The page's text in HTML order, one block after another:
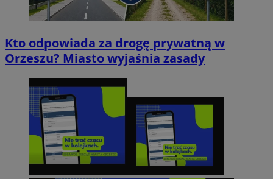
Kto odpowiada za drogę prywatną w
Orzeszu? Miasto wyjaśnia zasady